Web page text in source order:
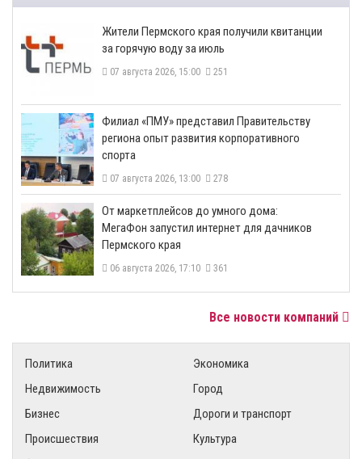
​Жители Пермского края получили квитанции
за горячую воду за июль
07 августа 2026, 15:00 251
​Филиал «ПМУ» представил Правительству
региона опыт развития корпоративного
спорта
07 августа 2026, 13:00 278
От маркетплейсов до умного дома:
МегаФон запустил интернет для дачников
Пермского края
06 августа 2026, 17:10 361
Все новости компаний
Политика
Экономика
Недвижимость
Город
Бизнес
Дороги и транспорт
Происшествия
Культура